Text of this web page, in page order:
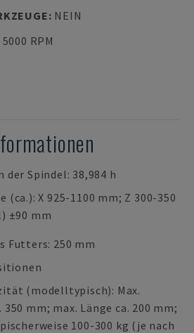
: NEIN
5000 RPM
Spindel: 38,984 h
(ca.): X 925-1100 mm; Z 300-350
±90 mm
Futters: 250 mm
(modelltypisch): Max.
350 mm; max. Länge ca. 200 mm;
100-300 kg (je nach